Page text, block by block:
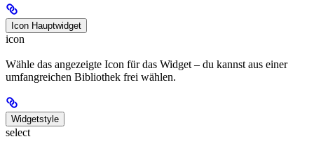
Icon Hauptwidget
icon
Wähle das angezeigte Icon für das Widget – du kannst aus einer
umfangreichen Bibliothek frei wählen.
Widgetstyle
select